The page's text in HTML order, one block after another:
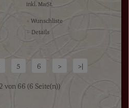
inkl. MwSt.
+ Wunschliste
+ Details
5 6 > >|
von 66 (6 Seite(n))